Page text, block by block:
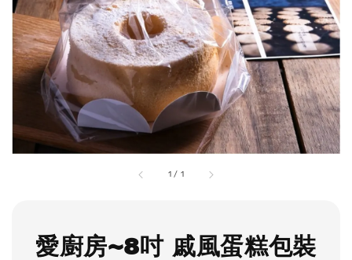
1 / 1
愛廚房~8吋 戚風蛋糕包裝